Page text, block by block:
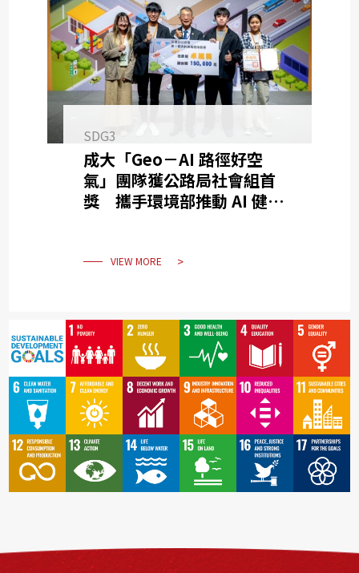
SDG3
成大「Geo－AI 路徑好空
氣」團隊獲公路局社會組首
獎 攜手環境部推動 AI 健康
VIEW MORE